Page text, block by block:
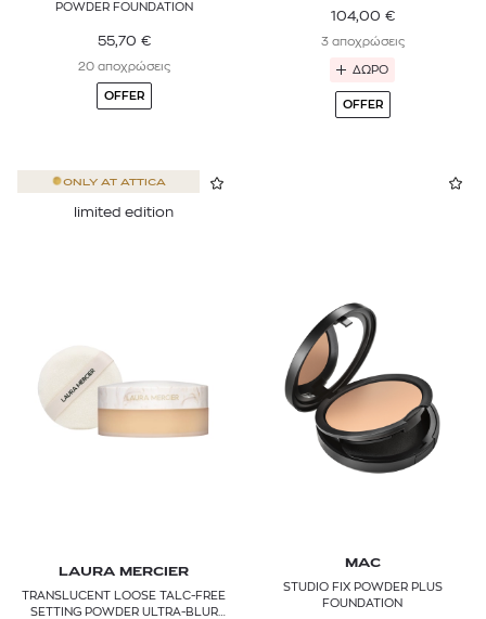
POWDER FOUNDATION
55,70 €
20 αποχρώσεις
OFFER
104,00 €
3 αποχρώσεις
ΔΩΡΟ
OFFER
ONLY AT ATTICA
limited edition
LAURA MERCIER
TRANSLUCENT LOOSE TALC-FREE
SETTING POWDER ULTRA-BLUR
MAC
STUDIO FIX POWDER PLUS
FOUNDATION